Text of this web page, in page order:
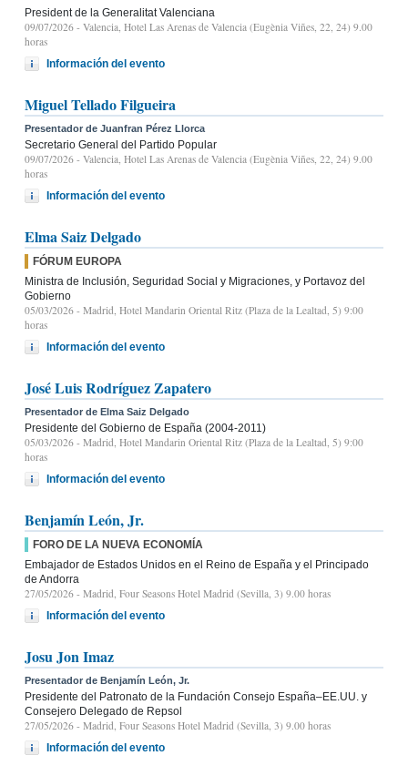
President de la Generalitat Valenciana
09/07/2026 - Valencia, Hotel Las Arenas de Valencia (Eugènia Viñes, 22, 24) 9.00
horas
Información del evento
Miguel Tellado Filgueira
Presentador de Juanfran Pérez Llorca
Secretario General del Partido Popular
09/07/2026 - Valencia, Hotel Las Arenas de Valencia (Eugènia Viñes, 22, 24) 9.00
horas
Información del evento
Elma Saiz Delgado
FÓRUM EUROPA
Ministra de Inclusión, Seguridad Social y Migraciones, y Portavoz del
Gobierno
05/03/2026 - Madrid, Hotel Mandarin Oriental Ritz (Plaza de la Lealtad, 5) 9:00
horas
Información del evento
José Luis Rodríguez Zapatero
Presentador de Elma Saiz Delgado
Presidente del Gobierno de España (2004-2011)
05/03/2026 - Madrid, Hotel Mandarin Oriental Ritz (Plaza de la Lealtad, 5) 9:00
horas
Información del evento
Benjamín León, Jr.
FORO DE LA NUEVA ECONOMÍA
Embajador de Estados Unidos en el Reino de España y el Principado
de Andorra
27/05/2026 - Madrid, Four Seasons Hotel Madrid (Sevilla, 3) 9.00 horas
Información del evento
Josu Jon Imaz
Presentador de Benjamín León, Jr.
Presidente del Patronato de la Fundación Consejo España–EE.UU. y
Consejero Delegado de Repsol
27/05/2026 - Madrid, Four Seasons Hotel Madrid (Sevilla, 3) 9.00 horas
Información del evento